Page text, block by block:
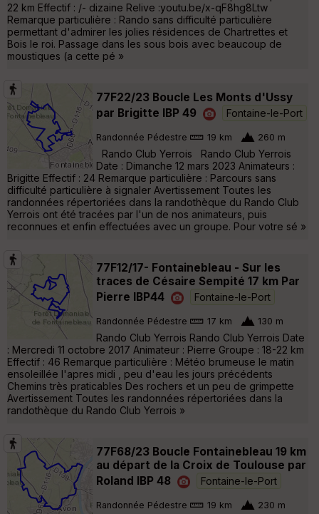
22 km Effectif : /- dizaine Relive :youtu.be/x-qF8hg8Ltw
Remarque particulière : Rando sans difficulté particulière
permettant d'admirer les jolies résidences de Chartrettes et
Bois le roi. Passage dans les sous bois avec beaucoup de
moustiques (a cette pé »
77F22/23 Boucle Les Monts d'Ussy
par Brigitte IBP 49
Fontaine-le-Port
Randonnée Pédestre 19 km 260 m
Rando Club Yerrois Rando Club Yerrois
Date : Dimanche 12 mars 2023 Animateurs :
Brigitte Effectif : 24 Remarque particulière : Parcours sans
difficulté particulière à signaler Avertissement Toutes les
randonnées répertoriées dans la randothèque du Rando Club
Yerrois ont été tracées par l'un de nos animateurs, puis
reconnues et enfin effectuées avec un groupe. Pour votre sé »
77F12/17- Fontainebleau - Sur les
traces de Césaire Sempité 17 km Par
Pierre IBP44
Fontaine-le-Port
Randonnée Pédestre 17 km 130 m
Rando Club Yerrois Rando Club Yerrois Date
: Mercredi 11 octobre 2017 Animateur : Pierre Groupe : 18-22 km
Effectif : 46 Remarque particulière : Météo brumeuse le matin
ensoleillée l'apres midi , peu d'eau les jours précédents
Chemins très praticables Des rochers et un peu de grimpette
Avertissement Toutes les randonnées répertoriées dans la
randothèque du Rando Club Yerrois »
77F68/23 Boucle Fontainebleau 19 km
au départ de la Croix de Toulouse par
Roland IBP 48
Fontaine-le-Port
Randonnée Pédestre 19 km 230 m